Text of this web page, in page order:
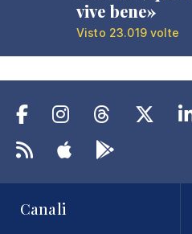
vive bene»
Visto 23.019 volte
Canali